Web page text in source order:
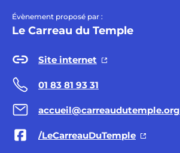
Évènement proposé par :
Le Carreau du Temple
Site internet
01 83 81 93 31
accueil@carreaudutemple.org
/LeCarreauDuTemple